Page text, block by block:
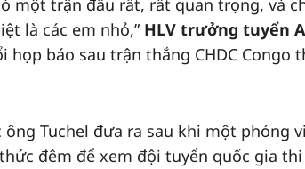
một trận đấu rất, rất quan trọng, và
là các em nhỏ,” HLV trưởng tuyển
báo sau trận thắng CHDC Congo
Tuchel đưa ra sau khi một phóng
đêm để xem đội tuyển quốc gia